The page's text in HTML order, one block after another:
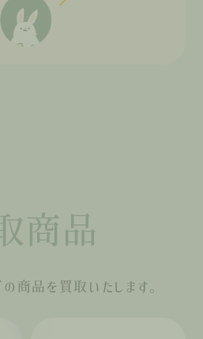
商品
商品を買取いたします。